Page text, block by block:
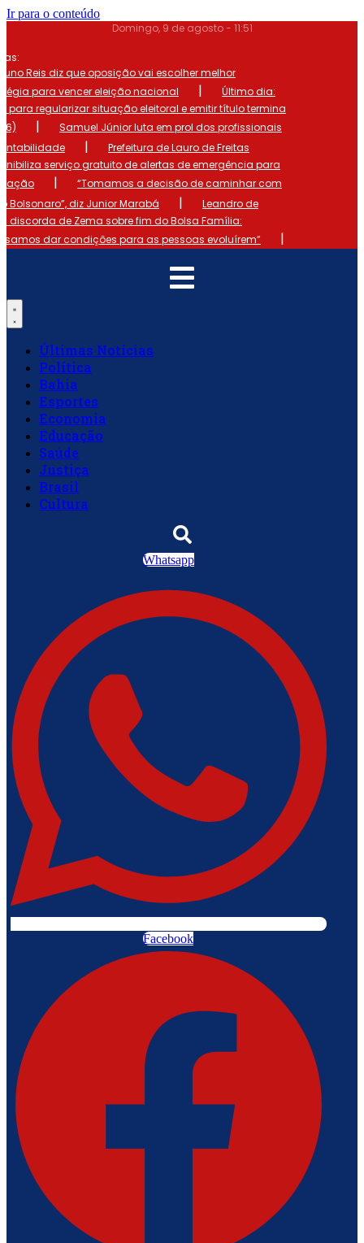
Ir para o conteúdo
Domingo, 9 de agosto - 11:51
Reis diz que oposição vai escolher melhor
para vencer eleição nacional
|
Último dia:
para regularizar situação eleitoral e emitir título termina
|
Samuel Júnior luta em prol dos profissionais
|
Prefeitura de Lauro de Freitas
serviço gratuito de alertas de emergência para
|
“Tomamos a decisão de caminhar com
Bolsonaro”, diz Junior Marabá
|
Leandro de
discorda de Zema sobre fim do Bolsa Família:
dar condições para as pessoas evoluírem”
|
Últimas Notícias
Política
Bahia
Esportes
Economia
Educação
Saúde
Justiça
Brasil
Cultura
Whatsapp
Facebook